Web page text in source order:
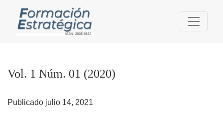
Vol. 1 Núm. 01 (2020)
Publicado julio 14, 2021